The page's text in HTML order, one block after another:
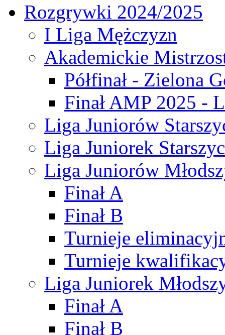
Rozgrywki 2024/2025
I Liga Mężczyzn
Akademickie
Półfinał - Zielona
Finał AMP 2025 -
Liga Juniorów
Liga Juniorek
Liga Juniorów
Finał A
Finał B
Turnieje
Turnieje
Liga Juniorek
Finał A
Finał B